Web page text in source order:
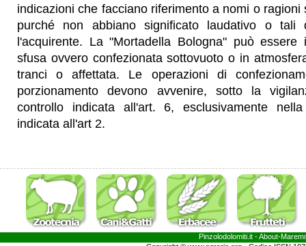
indicazioni che facciano riferimento a nomi o ragioni
purché non abbiano significato laudativo o tali
l'acquirente. La "Mortadella Bologna" può essere
sfusa ovvero confezionata sottovuoto o in
tranci o affettata. Le operazioni di
porzionamento devono avvenire, sotto la
controllo indicata all'art. 6, esclusivamente
indicata all'art 2.
Pinzolodolomiti.it - About-